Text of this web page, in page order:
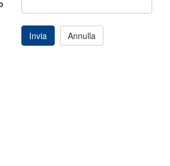
Invia Annulla